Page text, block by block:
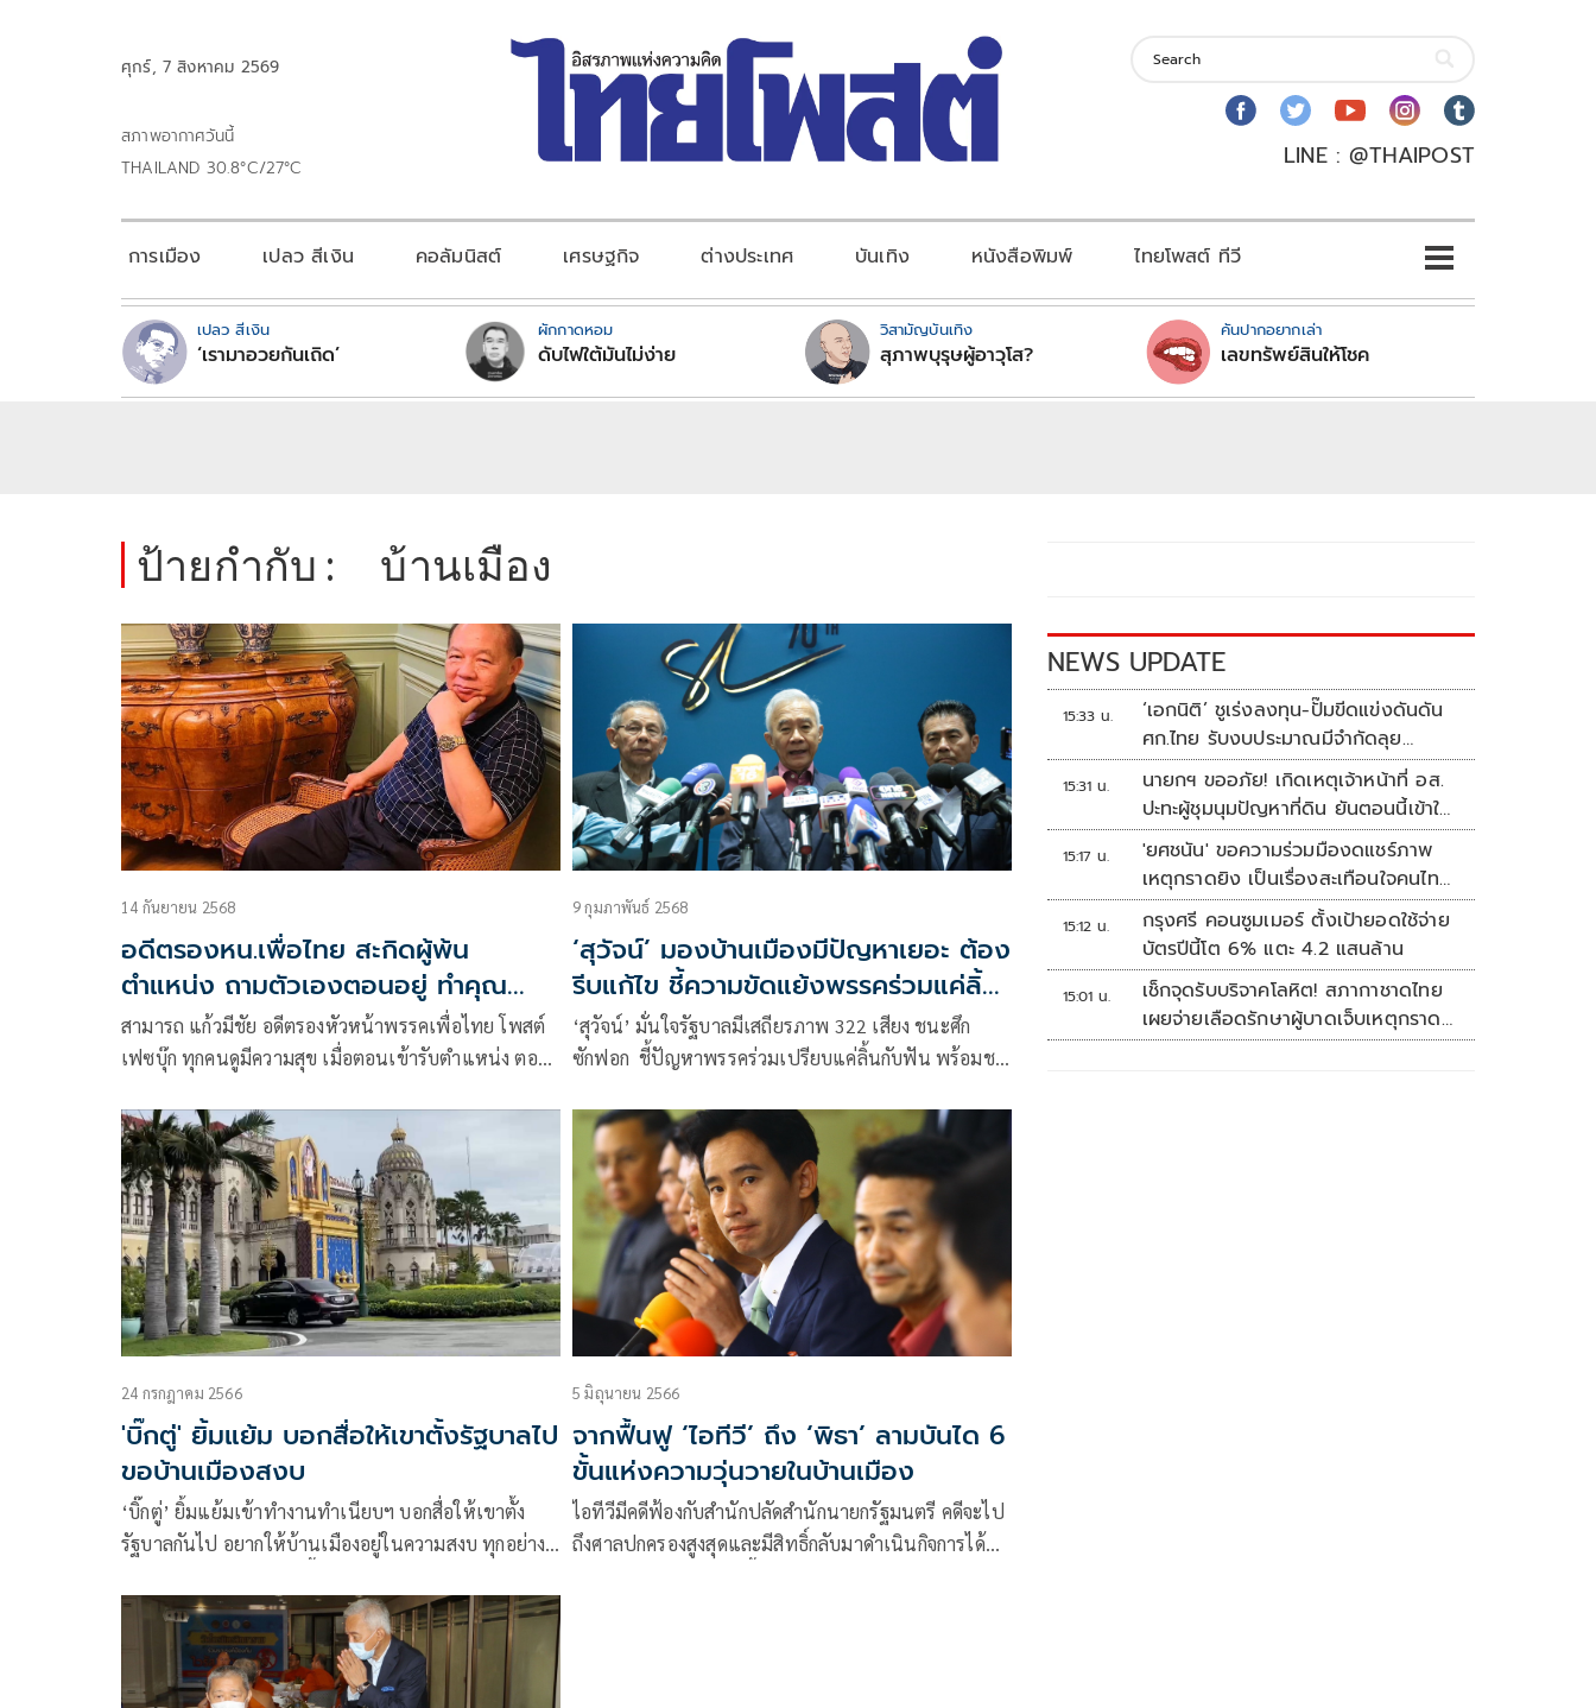
ศุกร์, 7 สิงหาคม 2569
สภาพอากาศวันนี้
THAILAND 30.8°C/27°C
LINE : @THAIPOST
การเมือง เปลว สีเงิน คอลัมนิสต์ เศรษฐกิจ ต่างประเทศ บันเทิง หนังสือพิมพ์ ไทยโพสต์ ทีวี
เปลว สีเงิน
‘เรามาอวยกันเถิด’
ผักกาดหอม
ดับไฟใต้มันไม่ง่าย
วิสามัญบันเทิง
สุภาพบุรุษผู้อาวุโส?
คันปากอยากเล่า
เลขทรัพย์สินให้โชค
ป้ายกำกับ : บ้านเมือง
14 กันยายน 2568
อดีตรองหน.เพื่อไทย สะกิดผู้พ้น
ตำแหน่ง ถามตัวเองตอนอยู่ ทำคุณ
ประโยชน์อะไรให้บ้านเมืองบ้าง
สามารถ แก้วมีชัย อดีตรองหัวหน้าพรรคเพื่อไทย โพสต์
เฟซบุ๊ก ทุกคนดูมีความสุข เมื่อตอนเข้ารับตำแหน่ง ตอน
9 กุมภาพันธ์ 2568
‘สุวัจน์’ มองบ้านเมืองมีปัญหาเยอะ ต้อง
รีบแก้ไข ชี้ความขัดแย้งพรรคร่วมแค่ลิ้น
กับฟัน
‘สุวัจน์’ มั่นใจรัฐบาลมีเสถียรภาพ 322 เสียง ชนะศึก
ซักฟอก ชี้ปัญหาพรรคร่วมเปรียบแค่ลิ้นกับฟัน พร้อมชม
ยันหากต้องตัดสินใจทางการเมืองจะคิดให้รอบคอบ
24 กรกฎาคม 2566
'บิ๊กตู่' ยิ้มแย้ม บอกสื่อให้เขาตั้งรัฐบาลไป
ขอบ้านเมืองสงบ
‘บิ๊กตู่’ ยิ้มแย้มเข้าทำงานทำเนียบฯ บอกสื่อให้เขาตั้ง
รัฐบาลกันไป อยากให้บ้านเมืองอยู่ในความสงบ ทุกอย่าง
5 มิถุนายน 2566
จากฟื้นฟู ‘ไอทีวี’ ถึง ‘พิธา’ ลามบันได 6
ขั้นแห่งความวุ่นวายในบ้านเมือง
ไอทีวีมีคดีฟ้องกับสำนักปลัดสำนักนายกรัฐมนตรี คดีจะไป
ถึงศาลปกครองสูงสุดและมีสิทธิ์กลับมาดำเนินกิจการได้
NEWS UPDATE
15:33 น.
‘เอกนิติ’ ชูเร่งลงทุน-ปั๊มขีดแข่งดันดัน
ศก.ไทย รับงบประมาณมีจำกัดลุย
งัด5Tปูพรมโตยาว
15:31 น.
นายกฯ ขออภัย! เกิดเหตุเจ้าหน้าที่ อส.
ปะทะผู้ชุมนุมปัญหาที่ดิน ยันตอนนี้เข้าใจ
กันแล้ว
15:17 น.
'ยศชนัน' ขอความร่วมมืองดแชร์ภาพ
เหตุกราดยิง เป็นเรื่องสะเทือนใจคนไทย
ทั้งประเทศ
15:12 น.
กรุงศรี คอนซูมเมอร์ ตั้งเป้ายอดใช้จ่าย
บัตรปีนี้โต 6% แตะ 4.2 แสนล้าน
15:01 น.
เช็กจุดรับบริจาคโลหิต! สภากาชาดไทย
เผยจ่ายเลือดรักษาผู้บาดเจ็บเหตุกราด
ยิงแล้ว 148 ยูนิต